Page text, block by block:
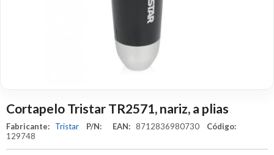
Cortapelo Tristar TR2571, nariz, a plias
Fabricante: Tristar P/N: EAN: 8712836980730 Código:
129748